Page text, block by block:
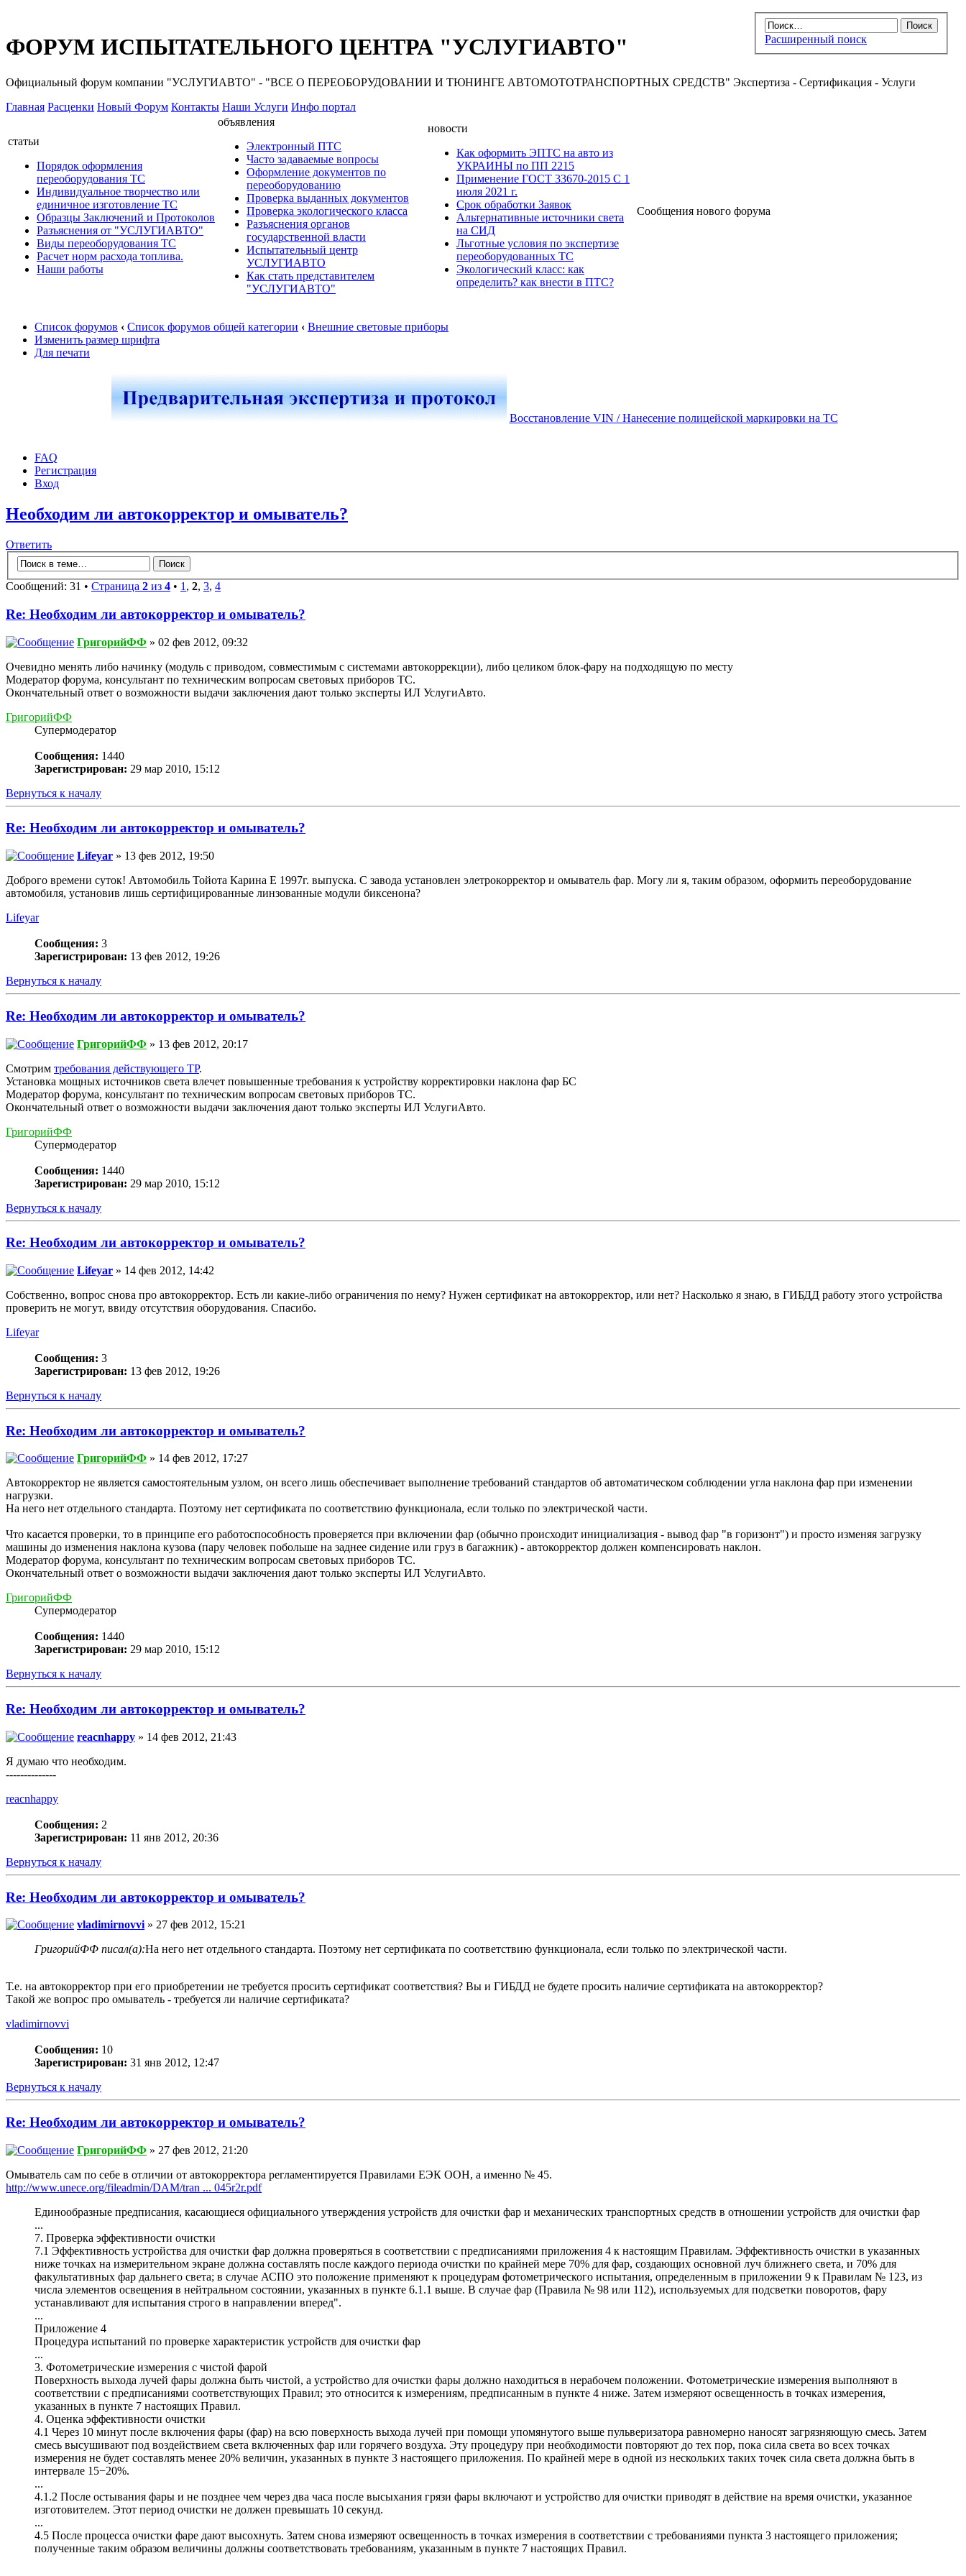
Расширенный поиск
ФОРУМ ИСПЫТАТЕЛЬНОГО ЦЕНТРА "УСЛУГИАВТО"
Официальный форум компании "УСЛУГИАВТО" - "ВСЕ О ПЕРЕОБОРУДОВАНИИ И ТЮНИНГЕ АВТОМОТОТРАНСПОРТНЫХ СРЕДСТВ" Экспертиза - Сертификация - Услуги
Главная Расценки Новый Форум Контакты Наши Услуги Инфо портал
статьи
Порядок оформления
переоборудования ТС
Индивидуальное творчество или
единичное изготовление ТС
Образцы Заключений и Протоколов
Разъяснения от "УСЛУГИАВТО"
Виды переоборудования ТС
Расчет норм расхода топлива.
Наши работы
объявления
Электронный ПТС
Часто задаваемые вопросы
Оформление документов по
переоборудованию
Проверка выданных документов
Проверка экологического класса
Разъяснения органов
государственной власти
Испытательный центр
УСЛУГИАВТО
Как стать представителем
"УСЛУГИАВТО"
новости
Как оформить ЭПТС на авто из
УКРАИНЫ по ПП 2215
Применение ГОСТ 33670-2015 С 1
июля 2021 г.
Срок обработки Заявок
Альтернативные источники света
на СИД
Льготные условия по экспертизе
переоборудованных ТС
Экологический класс: как
определить? как внести в ПТС?
Сообщения нового форума
Список форумов ‹ Список форумов общей категории ‹ Внешние световые приборы
Изменить размер шрифта
Для печати
Восстановление VIN / Нанесение полицейской маркировки на ТС
FAQ
Регистрация
Вход
Необходим ли автокорректор и омыватель?
Ответить
Сообщений: 31 • Страница 2 из 4 • 1 , 2, 3, 4
Re: Необходим ли автокорректор и омыватель?
ГригорийФФ » 02 фев 2012, 09:32
Очевидно менять либо начинку (модуль с приводом, совместимым с системами автокоррекции), либо целиком блок-фару на подходящую по месту
Модератор форума, консультант по техническим вопросам световых приборов ТС.
Окончательный ответ о возможности выдачи заключения дают только эксперты ИЛ УслугиАвто.
ГригорийФФ
Супермодератор
Сообщения: 1440
Зарегистрирован: 29 мар 2010, 15:12
Вернуться к началу
Re: Необходим ли автокорректор и омыватель?
Lifeyar » 13 фев 2012, 19:50
Доброго времени суток! Автомобиль Тойота Карина Е 1997г. выпуска. С завода установлен элетрокорректор и омыватель фар. Могу ли я, таким образом, оформить переоборудование
автомобиля, установив лишь сертифицированные линзованные модули биксенона?
Lifeyar
Сообщения: 3
Зарегистрирован: 13 фев 2012, 19:26
Вернуться к началу
Re: Необходим ли автокорректор и омыватель?
ГригорийФФ » 13 фев 2012, 20:17
Смотрим требования действующего ТР.
Установка мощных источников света влечет повышенные требования к устройству корректировки наклона фар БС
Модератор форума, консультант по техническим вопросам световых приборов ТС.
Окончательный ответ о возможности выдачи заключения дают только эксперты ИЛ УслугиАвто.
ГригорийФФ
Супермодератор
Сообщения: 1440
Зарегистрирован: 29 мар 2010, 15:12
Вернуться к началу
Re: Необходим ли автокорректор и омыватель?
Lifeyar » 14 фев 2012, 14:42
Собственно, вопрос снова про автокорректор. Есть ли какие-либо ограничения по нему? Нужен сертификат на автокорректор, или нет? Насколько я знаю, в ГИБДД работу этого устройства
проверить не могут, ввиду отсутствия оборудования. Спасибо.
Lifeyar
Сообщения: 3
Зарегистрирован: 13 фев 2012, 19:26
Вернуться к началу
Re: Необходим ли автокорректор и омыватель?
ГригорийФФ » 14 фев 2012, 17:27
Автокорректор не является самостоятельным узлом, он всего лишь обеспечивает выполнение требований стандартов об автоматическом соблюдении угла наклона фар при изменении
нагрузки.
На него нет отдельного стандарта. Поэтому нет сертификата по соответствию функционала, если только по электрической части.
Что касается проверки, то в принципе его работоспособность проверяется при включении фар (обычно происходит инициализация - вывод фар "в горизонт") и просто изменяя загрузку
машины до изменения наклона кузова (пару человек побольше на заднее сидение или груз в багажник) - автокорректор должен компенсировать наклон.
Модератор форума, консультант по техническим вопросам световых приборов ТС.
Окончательный ответ о возможности выдачи заключения дают только эксперты ИЛ УслугиАвто.
ГригорийФФ
Супермодератор
Сообщения: 1440
Зарегистрирован: 29 мар 2010, 15:12
Вернуться к началу
Re: Необходим ли автокорректор и омыватель?
reacnhappy » 14 фев 2012, 21:43
Я думаю что необходим.
--------------
reacnhappy
Сообщения: 2
Зарегистрирован: 11 янв 2012, 20:36
Вернуться к началу
Re: Необходим ли автокорректор и омыватель?
vladimirnovvi » 27 фев 2012, 15:21
ГригорийФФ писал(а):На него нет отдельного стандарта. Поэтому нет сертификата по соответствию функционала, если только по электрической части.
Т.е. на автокорректор при его приобретении не требуется просить сертификат соответствия? Вы и ГИБДД не будете просить наличие сертификата на автокорректор?
Такой же вопрос про омыватель - требуется ли наличие сертификата?
vladimirnovvi
Сообщения: 10
Зарегистрирован: 31 янв 2012, 12:47
Вернуться к началу
Re: Необходим ли автокорректор и омыватель?
ГригорийФФ » 27 фев 2012, 21:20
Омыватель сам по себе в отличии от автокорректора регламентируется Правилами ЕЭК ООН, а именно № 45.
http://www.unece.org/fileadmin/DAM/tran ... 045r2r.pdf
Единообразные предписания, касающиеся официального утверждения устройств для очистки фар и механических транспортных средств в отношении устройств для очистки фар
...
7. Проверка эффективности очистки
7.1 Эффективность устройства для очистки фар должна проверяться в соответствии с предписаниями приложения 4 к настоящим Правилам. Эффективность очистки в указанных
ниже точках на измерительном экране должна составлять после каждого периода очистки по крайней мере 70% для фар, создающих основной луч ближнего света, и 70% для
факультативных фар дальнего света; в случае АСПО это положение применяют к процедурам фотометрического испытания, определенным в приложении 9 к Правилам № 123, из
числа элементов освещения в нейтральном состоянии, указанных в пункте 6.1.1 выше. В случае фар (Правила № 98 или 112), используемых для подсветки поворотов, фару
устанавливают для испытания строго в направлении вперед".
...
Приложение 4
Процедура испытаний по проверке характеристик устройств для очистки фар
...
3. Фотометрические измерения с чистой фарой
Поверхность выхода лучей фары должна быть чистой, а устройство для очистки фары должно находиться в нерабочем положении. Фотометрические измерения выполняют в
соответствии с предписаниями соответствующих Правил; это относится к измерениям, предписанным в пункте 4 ниже. Затем измеряют освещенность в точках измерения,
указанных в пункте 7 настоящих Правил.
4. Оценка эффективности очистки
4.1 Через 10 минут после включения фары (фар) на всю поверхность выхода лучей при помощи упомянутого выше пульверизатора равномерно наносят загрязняющую смесь. Затем
смесь высушивают под воздействием света включенных фар или горячего воздуха. Эту процедуру при необходимости повторяют до тех пор, пока сила света во всех точках
измерения не будет составлять менее 20% величин, указанных в пункте 3 настоящего приложения. По крайней мере в одной из нескольких таких точек сила света должна быть в
интервале 15−20%.
...
4.1.2 После остывания фары и не позднее чем через два часа после высыхания грязи фары включают и устройство для очистки приводят в действие на время очистки, указанное
изготовителем. Этот период очистки не должен превышать 10 секунд.
...
4.5 После процесса очистки фаре дают высохнуть. Затем снова измеряют освещенность в точках измерения в соответствии с требованиями пункта 3 настоящего приложения;
полученные таким образом величины должны соответствовать требованиям, указанным в пункте 7 настоящих Правил.